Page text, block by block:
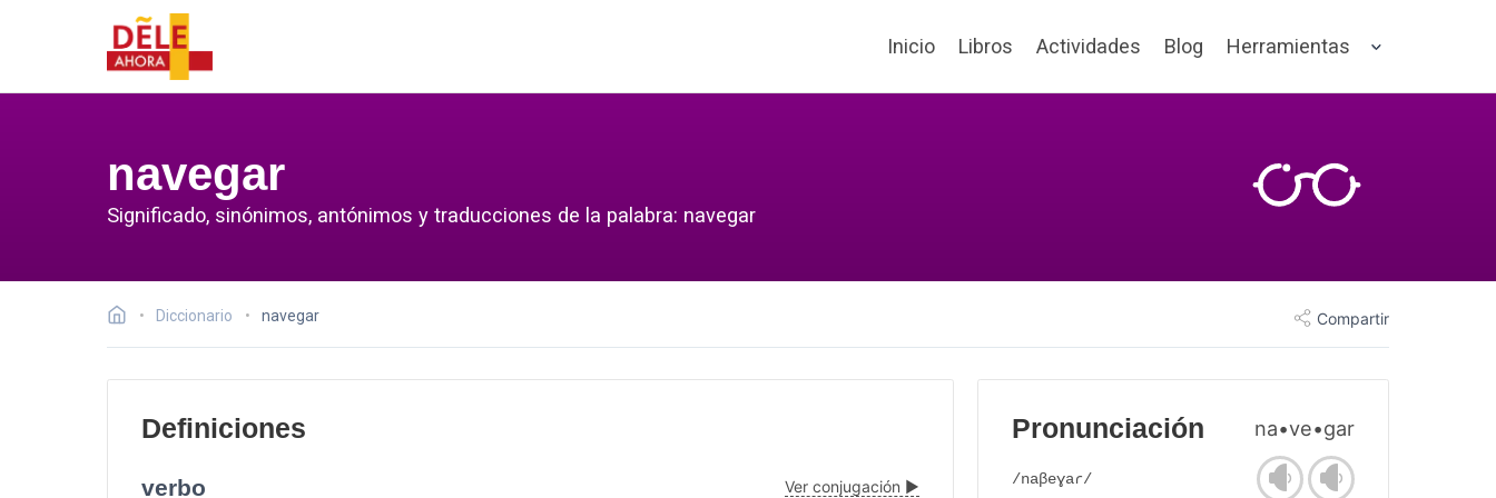
Inicio Libros Actividades Blog Herramientas
navegar
Significado, sinónimos, antónimos y traducciones de la palabra: navegar
Diccionario navegar Compartir
Definiciones
verbo Ver conjugación ▶
Pronunciación na•ve•gar
/naβeɣaɾ/